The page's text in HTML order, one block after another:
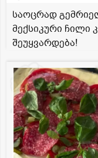
საოცრად
მექსიკური ჩილი
შეუყვარდება!